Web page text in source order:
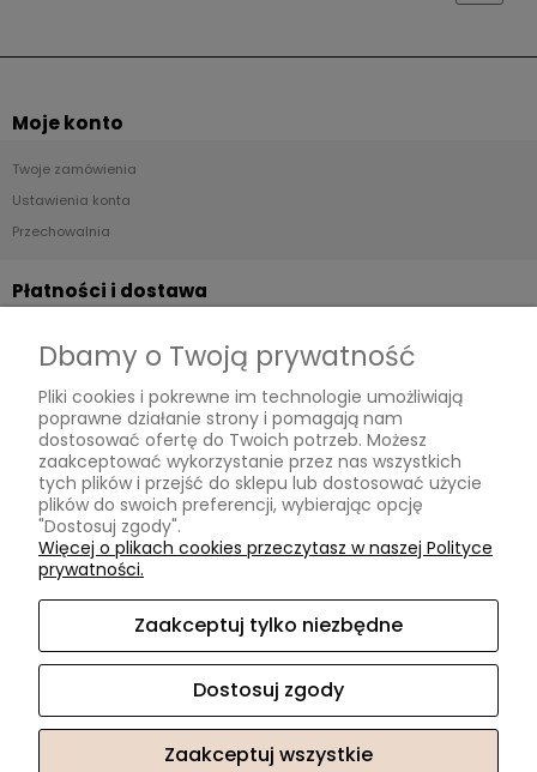
Moje konto
Twoje zamówienia
Ustawienia konta
Przechowalnia
Płatności i dostawa
Płatności
Czas realizacji zamówienia
Informacje
Polityka prywatności
Wymiana i zwroty
Regulamin
Kontakt
Dbamy o Twoją prywatność
Pliki cookies i pokrewne im technologie umożliwiają
poprawne działanie strony i pomagają nam
dostosować ofertę do Twoich potrzeb. Możesz
zaakceptować wykorzystanie przez nas wszystkich
tych plików i przejść do sklepu lub dostosować użycie
plików do swoich preferencji, wybierając opcję
"Dostosuj zgody".
Więcej o plikach cookies przeczytasz w naszej Polityce
prywatności.
Zaakceptuj tylko niezbędne
Dostosuj zgody
Zaakceptuj wszystkie